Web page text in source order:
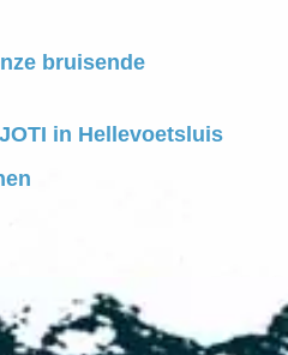
bruisende
in Hellevoetsluis